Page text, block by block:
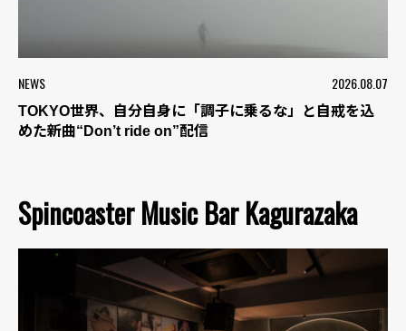
NEWS 2026.08.07
TOKYO世界、自分自身に「調子に乗るな」と自戒を込
めた新曲“Don’t ride on”配信
Spincoaster Music Bar Kagurazaka